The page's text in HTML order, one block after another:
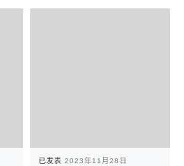
已发表 2023年11月28日